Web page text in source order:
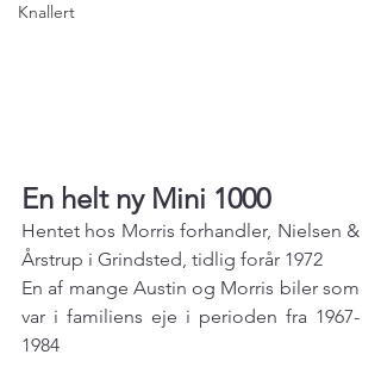
Knallert
En helt ny Mini 1000
Hentet hos Morris forhandler, Nielsen &
Årstrup i Grindsted, tidlig forår 1972
En af mange Austin og Morris biler som
var i familiens eje i perioden fra 1967-
1984